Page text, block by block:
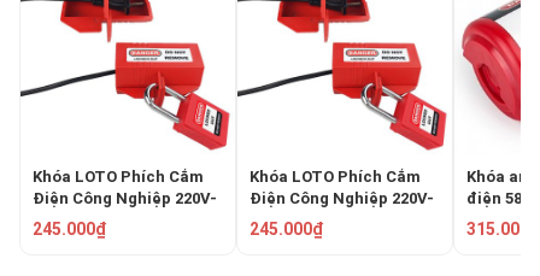
Khóa LOTO Phích Cắm
Điện Công Nghiệp 220V-
500V PROLOCKEY
245.000₫
Khóa LOTO Phích Cắm
Điện Công Nghiệp 220V-
500V PROLOCKEY EPL02
245.000₫
Khóa an
điện
EPL04
315.000₫